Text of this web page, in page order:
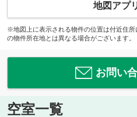
地図アプ
※地図上に表示される物件の位置は付近住
の物件所在地とは異なる場合がございます。
お問い
空室一覧